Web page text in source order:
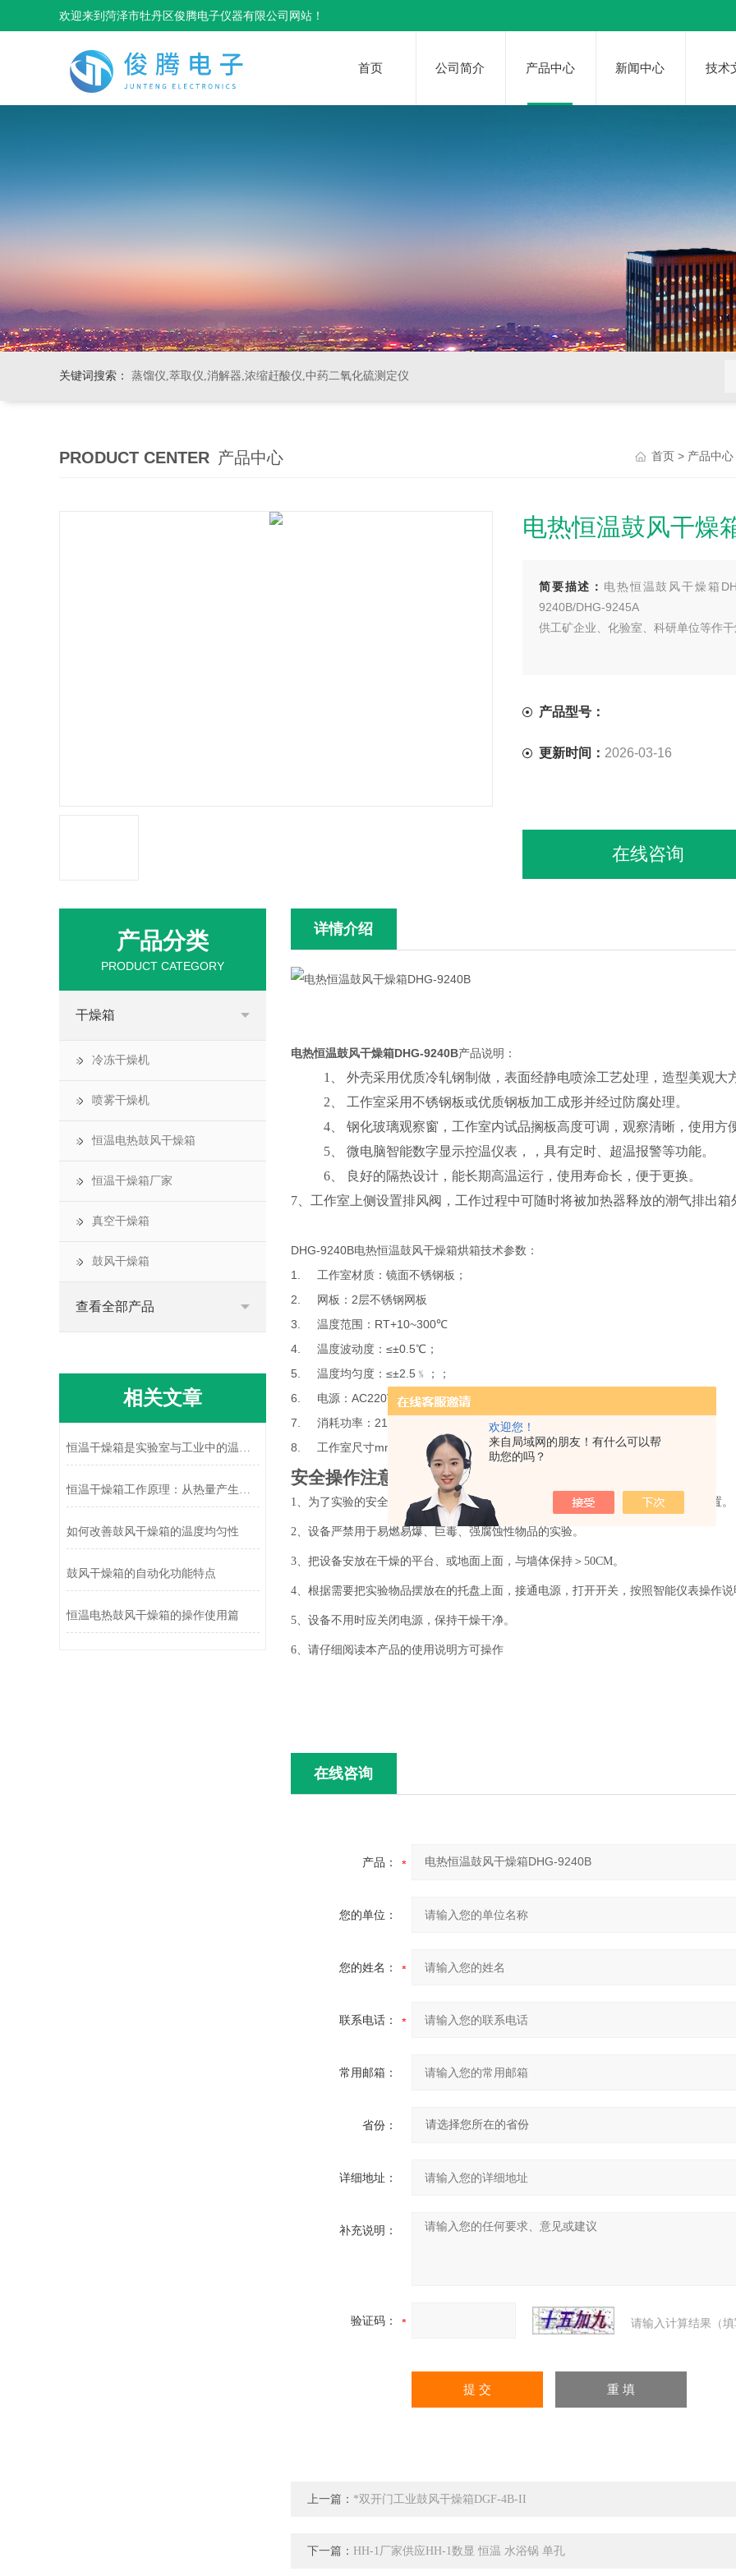
欢迎您！
来自局域网的朋友！有什么可以帮
助您的吗？
欢迎来到菏泽市牡丹区俊腾电子仪器有限公司网站！
首页 公司简介 产品中心 新闻中心 技术
关键词搜索： 蒸馏仪,萃取仪,消解器,浓缩赶酸仪,中药二氧化硫测定仪
PRODUCT CENTER 产品中心 首页 > 产品中心
电热恒温鼓风干燥
简要描述： 电热恒温鼓风干燥箱
9240B/DHG-9245A
供工矿企业、化验室、科研单位等作
产品型号：
更新时间： 2026-03-16
在线咨询
详情介绍
电热恒温鼓风干燥箱DHG-9240B产品说明：
1
外壳采用优质冷轧钢制做，表面经静电喷涂工艺处理，造型美观大
2
工作室采用不锈钢板或优质钢板加工成形并经过防腐处理。
4
钢化玻璃观察窗，工作室内试品搁板高度可调，观察清晰，使用方
5
微电脑智能数字显示控温仪表，，具有定时、超温报警等功能。
6
良好的隔热设计，能长期高温运行，使用寿命长，便于更换。
7
工作室上侧设置排风阀，工作过程中可随时将被加热器释放的潮气排出箱
DHG-9240B电热恒温鼓风干燥箱烘箱技术参数：
1. 工作室材质：镜面不锈钢板；
2. 网板：2层不锈钢网板
3. 温度范围：RT+10~300℃
4. 温度波动度：≤±0.5℃；
5. 温度均匀度：≤±2.5﹪；；
6. 电源：AC220V 50Hz
7. 消耗功率：2100W
8. 工作室尺寸mm：500×600×700
安全操作注意事项
1、为了实验的安全请安装外部接地装置，选择与设备相匹配的电源安装漏电保护装置。
2、设备严禁用于易燃易爆、巨毒、强腐蚀性物品的实验。
3、把设备安放在干燥的平台、或地面上面，与墙体保持＞50CM。
4、根据需要把实验物品摆放在的托盘上面，接通电源，打开开关，按照智能仪表操作说
5、设备不用时应关闭电源，保持干燥干净。
6、请仔细阅读本产品的使用说明方可操作
在线咨询
产品：
您的单位：
您的姓名：
联系电话：
常用邮箱：
省份：
详细地址：
补充说明：
验证码： 请输入计算结果（
上一篇： *双开门工业鼓风干燥箱DGF-4B-II
下一篇： HH-1厂家供应HH-1数显 恒温 水浴锅 单孔
产品分类
PRODUCT CATEGORY
干燥箱
冷冻干燥机
喷雾干燥机
恒温电热鼓风干燥箱
恒温干燥箱厂家
真空干燥箱
鼓风干燥箱
查看全部产品
相关文章
恒温干燥箱是实验室与工业中的温度控制设备
恒温干燥箱工作原理：从热量产生到温度维持
如何改善鼓风干燥箱的温度均匀性
鼓风干燥箱的自动化功能特点
恒温电热鼓风干燥箱的操作使用篇